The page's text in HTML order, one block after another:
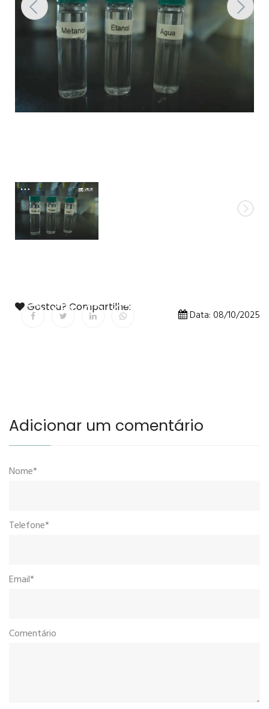
Gostou? Compartilhe:
Data: 08/10/2025
Adicionar um comentário
Nome*
Telefone*
Email*
Comentário